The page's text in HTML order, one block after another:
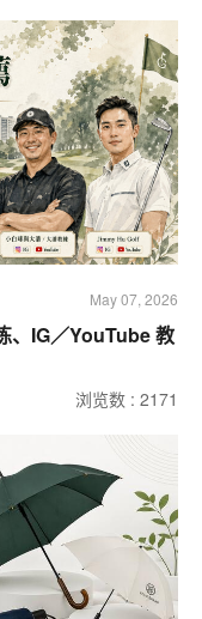
May 07, 2026
、IG／YouTube 教
浏览数 : 2171